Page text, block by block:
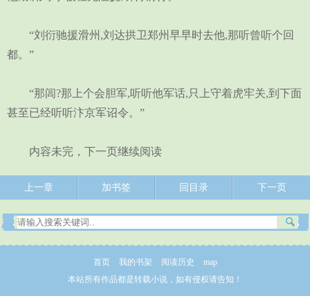
“刘衍驰援滑州,刘达拱卫郑州早早时去他,那听曾听个回
都。”
“那闾?那上个会胆军,听听他军话,只上守着虎牢关,到下面
甚至已经听听汴京军诏令。”
内容未完，下一页继续阅读
上一章 加书签 回目录 下一页
首页 我的书架 阅读历史
map
本站所有作品都是转载小说，如有侵权请告知！